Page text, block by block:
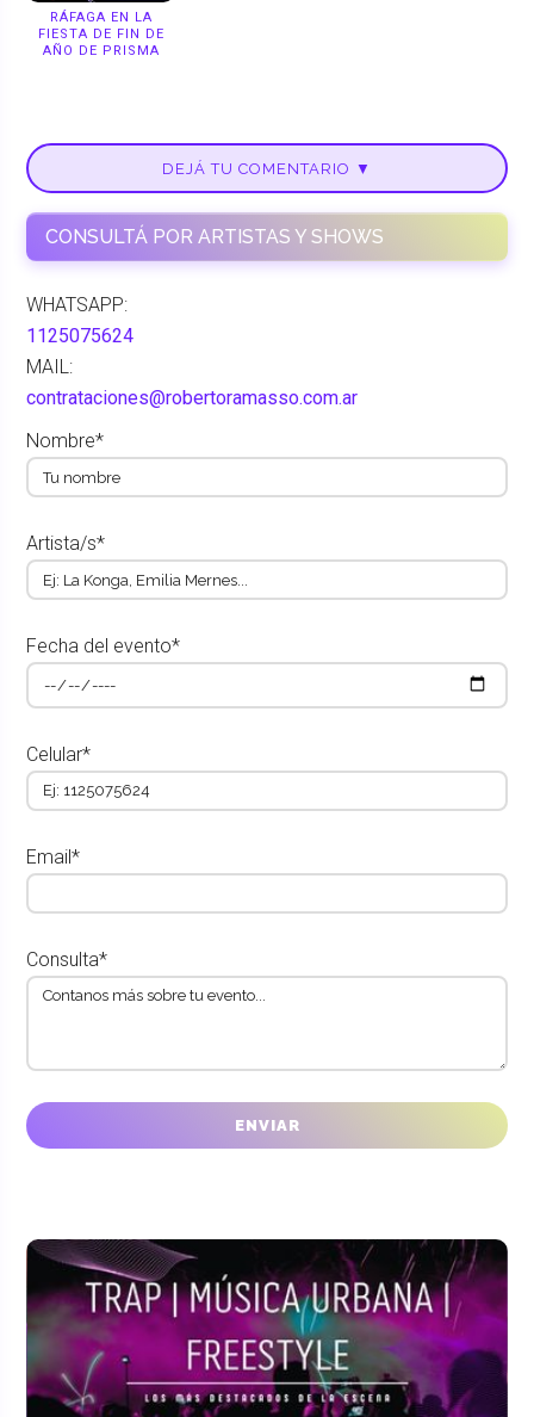
RÁFAGA EN LA
FIESTA DE FIN DE
AÑO DE PRISMA
DEJÁ TU COMENTARIO ▼
CONSULTÁ POR ARTISTAS Y SHOWS
WHATSAPP:
1125075624
MAIL:
contrataciones@robertoramasso.com.ar
Nombre*
Artista/s*
Fecha del evento*
Celular*
Email*
Consulta*